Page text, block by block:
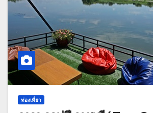
ท่องเที่ยว